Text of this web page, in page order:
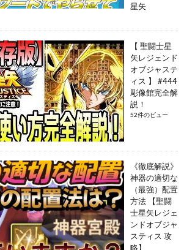
星矢
【 聖闘士星
矢レジェンド
オブジャステ
ィス 】 #444
彫像館完全解
説！
52件のビュー
《徹底解説》
神器の適切な
（最強）配置
方法 【聖闘
士星矢レジェ
ンドオブジャ
スティス 攻
略】